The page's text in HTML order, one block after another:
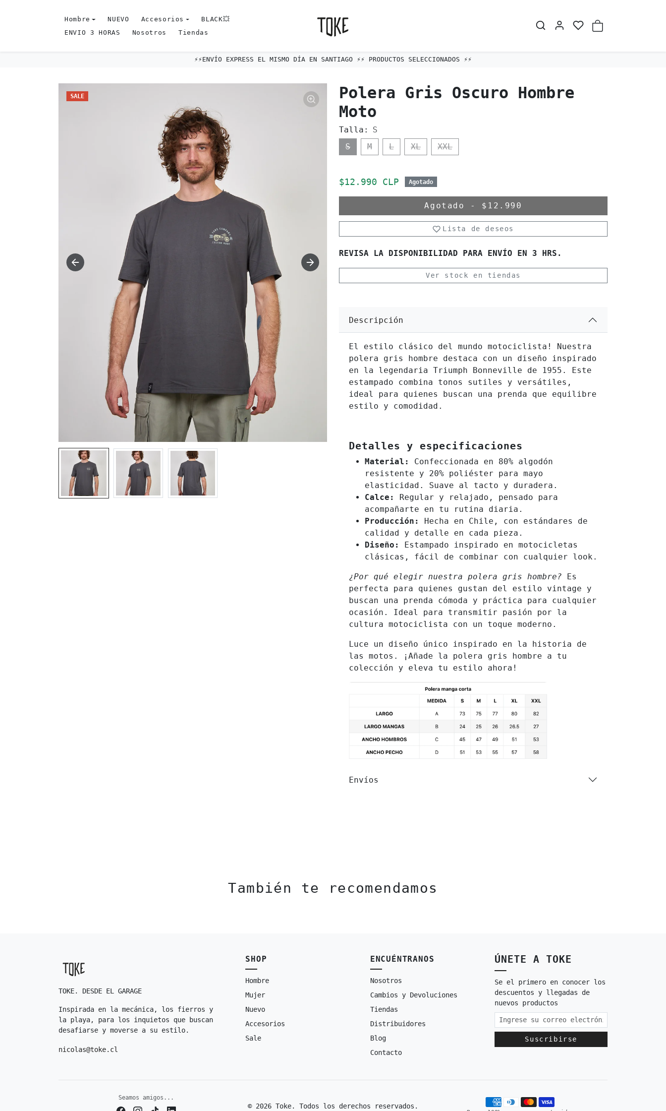
Hombre NUEVO Accesorios
BLACK💥
ENVIO 3 HORAS
Nosotros Tiendas
⚡️⚡️ENVÍO EXPRESS EL MISMO DÍA EN SANTIAGO ⚡️⚡️ PRODUCTOS SELECCIONADOS ⚡️⚡️
SALE
Polera Gris Oscuro Hombre
Moto
Talla:
S
S
M L XL XXL
Precio de oferta
$12.990 CLP Agotado
Agotado - $12.990
Lista de deseos
REVISA LA DISPONIBILIDAD PARA ENVÍO EN 3 HRS.
Ver stock en tiendas
Descripción
El estilo clásico del mundo motociclista! Nuestra
polera gris hombre destaca con un diseño inspirado
en la legendaria Triumph Bonneville de 1955. Este
estampado combina tonos sutiles y versátiles,
ideal para quienes buscan una prenda que equilibre
estilo y comodidad.
Detalles y especificaciones
Material: Confeccionada en 80% algodón
resistente y 20% poliéster para mayo
elasticidad. Suave al tacto y duradera.
Calce: Regular y relajado, pensado para
acompañarte en tu rutina diaria.
Producción:
Hecha en Chile, con estándares de
calidad y detalle en cada pieza.
Diseño: Estampado inspirado en motocicletas
clásicas, fácil de combinar con cualquier look.
¿Por qué elegir nuestra polera gris hombre? Es
perfecta para quienes gustan del estilo vintage y
buscan una prenda cómoda y práctica para cualquier
ocasión. Ideal para transmitir pasión por la
cultura motociclista con un toque moderno.
Luce un diseño único inspirado en la historia de
las motos. ¡Añade la polera gris hombre a tu
colección y eleva tu estilo ahora!
Envíos
También te recomendamos
TOKE. DESDE EL GARAGE
Inspirada en la mecánica, los fierros y
la playa, para los inquietos que buscan
desafiarse y moverse a su estilo.
nicolas@toke.cl
SHOP
Hombre
Mujer
Nuevo
Accesorios
Sale
ENCUÉNTRANOS
Nosotros
Cambios y Devoluciones
Tiendas
Distribuidores
Blog
Contacto
ÚNETE A TOKE
Se el primero en conocer los
descuentos y llegadas de
nuevos productos
Suscribirse
Seamos amigos...
© 2026 Toke. Todos los derechos reservados.
Métodos de pago